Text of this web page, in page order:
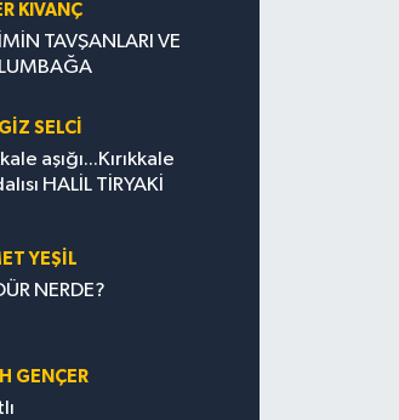
KIVANÇ
TAVŞANLARI VE
SELCİ
aşığı...Kırıkkale
HALİL TİRYAKİ
YEŞİL
NERDE?
GENÇER